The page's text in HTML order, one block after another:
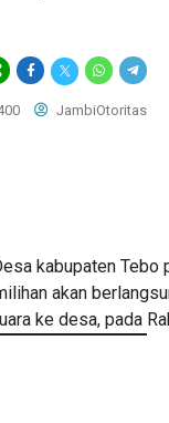
JambiOtoritas
kabupaten
akan
ke desa, pada